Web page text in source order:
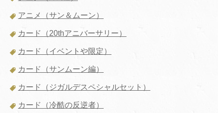
アニメ（サン＆ムーン）
カード（20thアニバーサリー）
カード（イベントや限定）
カード（サンムーン編）
カード（ジガルデスペシャルセット）
カード（冷酷の反逆者）